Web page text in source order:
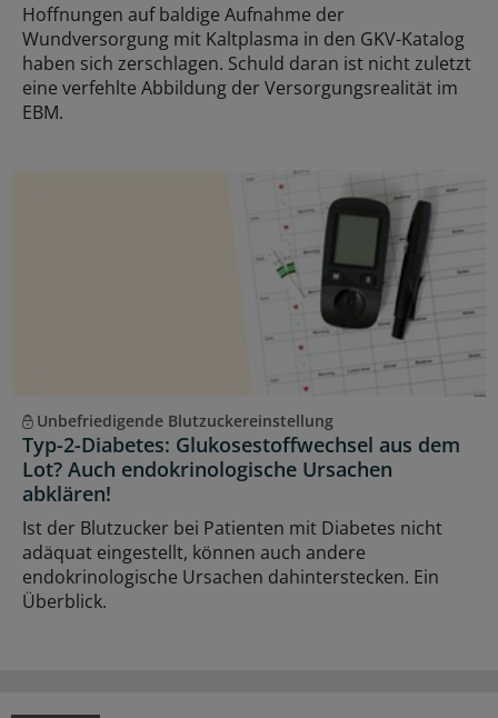
Hoffnungen auf baldige Aufnahme der
Wundversorgung mit Kaltplasma in den GKV-Katalog
haben sich zerschlagen. Schuld daran ist nicht zuletzt
eine verfehlte Abbildung der Versorgungsrealität im
EBM.
Unbefriedigende Blutzuckereinstellung
Typ-2-Diabetes: Glukosestoffwechsel aus dem
Lot? Auch endokrinologische Ursachen
abklären!
Ist der Blutzucker bei Patienten mit Diabetes nicht
adäquat eingestellt, können auch andere
endokrinologische Ursachen dahinterstecken. Ein
Überblick.